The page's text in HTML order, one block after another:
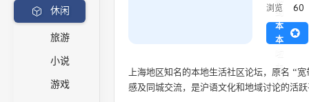
休闲
旅游
小说
游戏
浏览 60
到
本
本
主
页
上海地区知名的本地生活社区论坛，原名 “
感及同城交流，是沪语文化和地域讨论的活